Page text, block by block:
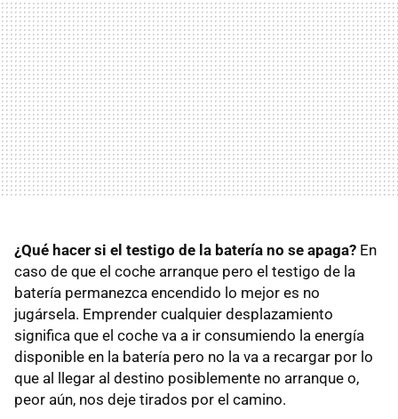
¿Qué hacer si el testigo de la batería no se apaga? En
caso de que el coche arranque pero el testigo de la
batería permanezca encendido lo mejor es no
jugársela. Emprender cualquier desplazamiento
significa que el coche va a ir consumiendo la energía
disponible en la batería pero no la va a recargar por lo
que al llegar al destino posiblemente no arranque o,
peor aún, nos deje tirados por el camino.